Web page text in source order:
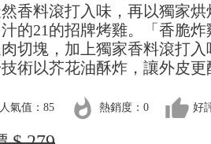
香料滾打入味，再以獨家
的21的招牌烤雞。「香脆
切塊，加上獨家香料滾打
術以芥花油酥炸，讓外皮更
人氣值：85 whatshot 熱銷度：0 thumb_up 好